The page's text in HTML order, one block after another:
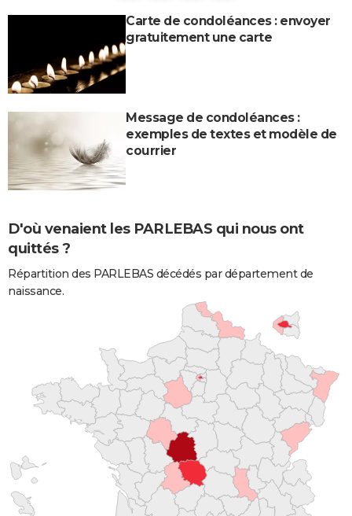
Carte de condoléances : envoyer
gratuitement une carte
Message de condoléances :
exemples de textes et modèle de
courrier
D'où venaient les PARLEBAS qui nous ont
quittés ?
Répartition des PARLEBAS décédés par département de
naissance.